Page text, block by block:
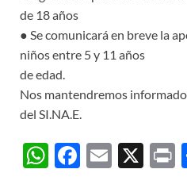
de 18 años
● Se comunicará en breve la
niños entre 5 y 11 años
de edad.
Nos mantendremos
del SI.NA.E.
W F
E
X